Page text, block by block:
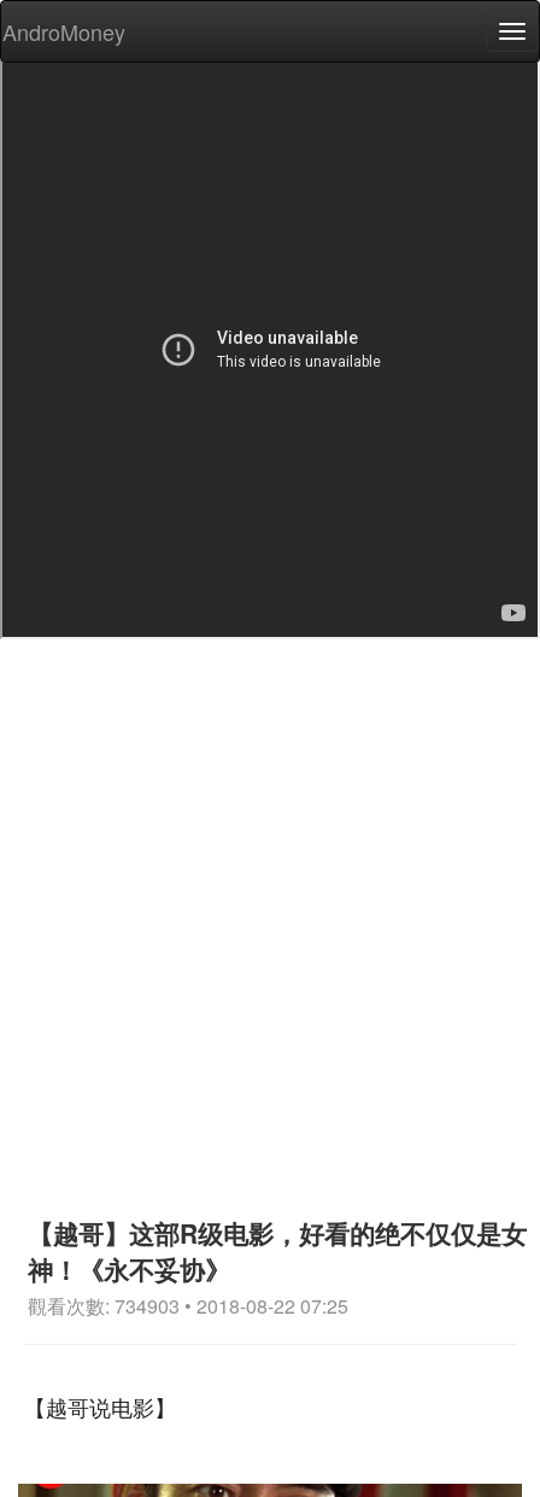
AndroMoney
【越哥】这部R级电影，好看的绝不仅仅是女
神！《永不妥协》
觀看次數: 734903 • 2018-08-22 07:25
【越哥说电影】